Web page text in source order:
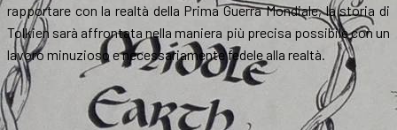
rapportare con la realtà della Prima Guerra Mondiale, la storia di
Tolkien sarà affrontata nella maniera più precisa possibile con un
lavoro minuzioso e necessariamente fedele alla realtà.